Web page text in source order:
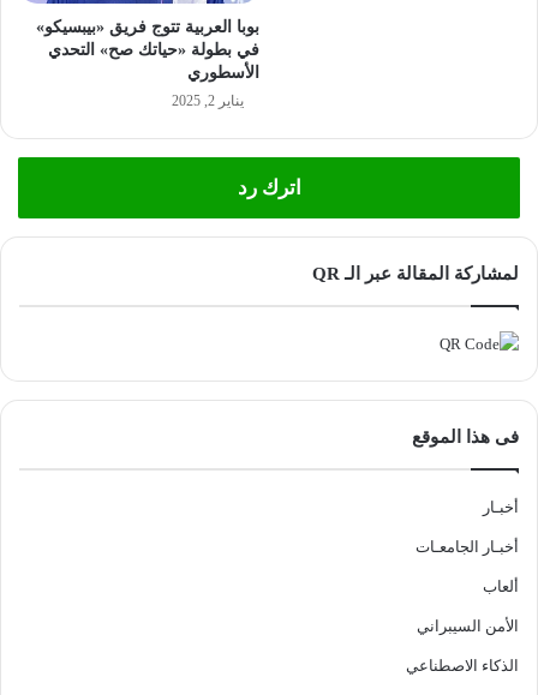
بوبا العربية تتوج فريق «بيبسيكو»
في بطولة «حياتك صح» التحدي
الأسطوري
يناير 2, 2025
اترك رد
لمشاركة المقالة عبر الـ QR
فى هذا الموقع
أخبـار
أخبـار الجامعـات
ألعاب
الأمن السيبراني
الذكاء الاصطناعي